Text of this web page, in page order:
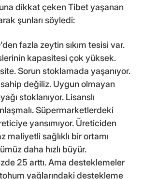
dikkat çeken Tibet yaşanan
şunları söyledi:
fazla zeytin sıkım tesisi var.
kapasitesi çok yüksek.
Sorun stoklamada yaşanıyor.
değiliz. Uygun olmayan
stoklanıyor. Lisanslı
Süpermarketlerdeki
yansımıyor. Üreticiden
maliyetli sağlıklı bir ortamı
daha hızlı büyür.
25 arttı. Ama desteklemeler
yağlarındaki destekleme